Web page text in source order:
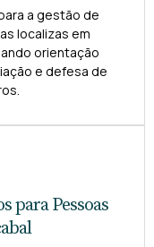
a gestão de
localizas em
orientação
e defesa de
para Pessoas